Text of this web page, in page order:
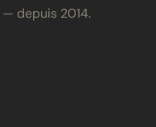
— depuis 2014.